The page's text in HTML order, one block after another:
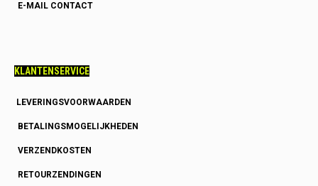
E-MAIL CONTACT
KLANTENSERVICE
LEVERINGSVOORWAARDEN
BETALINGSMOGELIJKHEDEN
VERZENDKOSTEN
RETOURZENDINGEN